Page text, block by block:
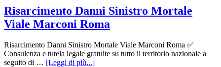
Risarcimento Danni Sinistro Mortale
Viale Marconi Roma
Risarcimento Danni Sinistro Mortale Viale Marconi Roma ✅
Consulenza e tutela legale gratuite su tutto il territorio nazionale a
seguito di … [Leggi di più...]infoRisarcimento